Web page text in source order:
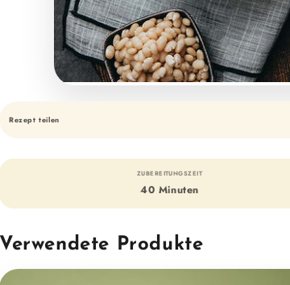
Rezept teilen
ZUBEREITUNGSZEIT
40 Minuten
Verwendete Produkte